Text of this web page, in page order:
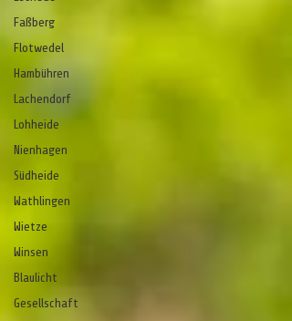
Faßberg
Flotwedel
Hambühren
Lachendorf
Lohheide
Nienhagen
Südheide
Wathlingen
Wietze
Winsen
Blaulicht
Gesellschaft